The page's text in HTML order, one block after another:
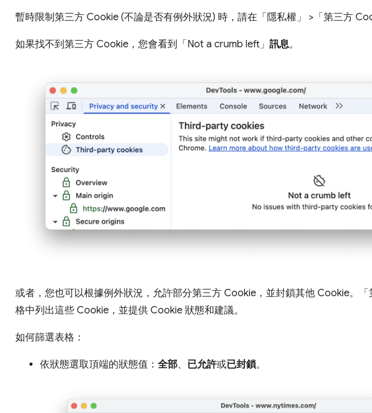
暫時限制第三方 Cookie (不論是否有例外狀況) 時，請在「隱私權」 >「第三方
如果找不到第三方 Cookie，您會看到「Not a crumb left」 訊息。
或者，您也可以根據例外狀況，允許部分第三方 Cookie，並封鎖其他 Cookie。「
格中列出這些 Cookie，並提供 Cookie 狀態和建議。
如何篩選表格：
依狀態選取頂端的狀態值： 全部、 已允許或已封鎖。